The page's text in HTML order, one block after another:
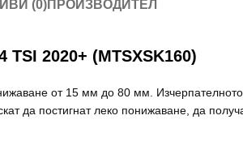
(0)ПРОИЗВОДИТЕЛ
2020+ (MTSXSK160)
от 15 мм до 80 мм.
да постигнат леко понижаване, да